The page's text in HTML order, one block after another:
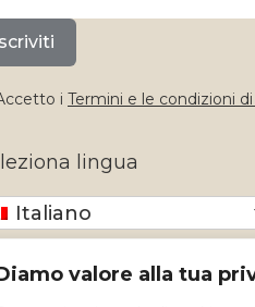
valore alla tua
i Termini e le condizioni
lingua
Italiano